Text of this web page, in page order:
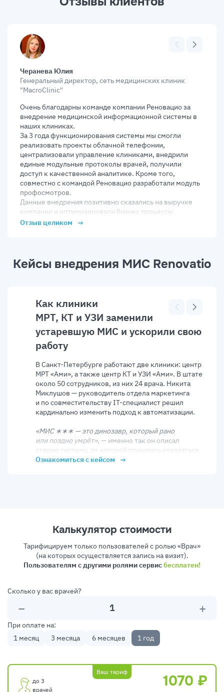
Черанева Юлия
Генеральный директор, сеть медицинских клиник
"MacroClinic"
Очень благодарны команде компании Реновацио за
внедрение медицинской информационной системы в
наших клиниках.
За 3 года функционирования системы мы смогли
реализовать проекты облачной телефонии,
централизовали управление клиниками, внедрили
единые модульные протоколы врачей, получили
доступ к качественной аналитике. Кроме того,
совместно с командой Реновацио разработали модуль
профосмотров.
Данные внедрения позитивно сказались на выручке
компании и оптимизировали бизнес процессы
компании.
Отзыв целиком
Кейсы внедрения МИС Renovatio
Как клиники
МРТ, КТ и УЗИ заменили
устаревшую МИС и ускорили свою
работу
В Санкт-Петербурге работают две клиники: центр
МРТ «Ами», а также центр КТ и УЗИ «Ами». В штате
около 50 сотрудников, из них 24 врача. Никита
Миклушов — руководитель отдела маркетинга
и по совместительству IT-специалист решил
кардинально изменить подход к автоматизации.
«МИС ∗∗∗ — это динозавр, который рано
или поздно умрёт», — именно так он описал
старую систему, от которой пришлось отказаться.
Ознакомиться с кейсом
Калькулятор стоимости
Тарифицируем только пользователей с ролью «Врач»
(на которых осуществляется запись на визит).
Пользователям с другими ролями сервисбесплатен!
Сколько у вас врачей?
− +
При оплате на:
1 месяц
3 месяца 6 месяцев 1 год
Ваш тариф
до 3
врачей
1070 ₽